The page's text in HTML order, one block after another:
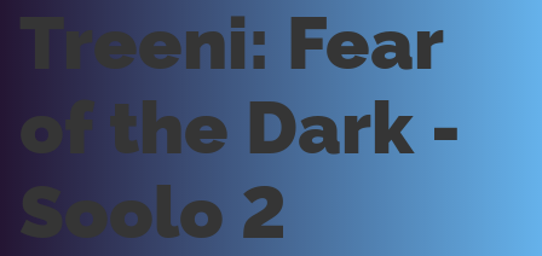
Treeni: Fear
of the Dark -
Soolo 2